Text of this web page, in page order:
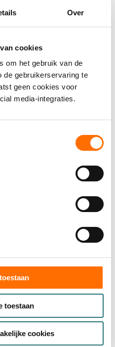
Over
cookies
om het gebruik van de
de gebruikerservaring te
geen cookies voor
media-integraties.
toestaan
cookies
Network (JAIN)
Centrum Groningen
Louise
het Programma